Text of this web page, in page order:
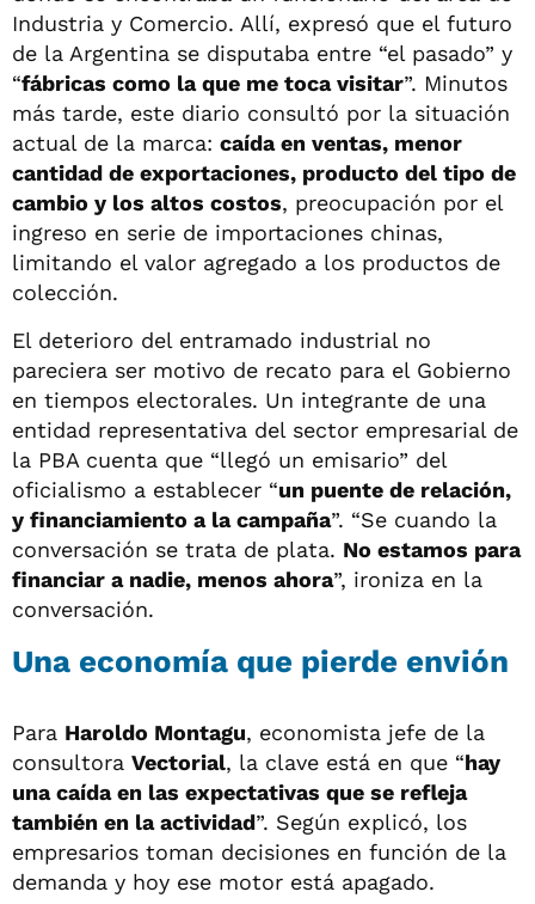
Industria y Comercio. Allí, expresó que el futuro
de la Argentina se disputaba entre “el pasado” y
“fábricas como la que me toca visitar”. Minutos
más tarde, este diario consultó por la situación
actual de la marca: caída en ventas, menor
cantidad de exportaciones, producto del tipo de
cambio y los altos costos, preocupación por el
ingreso en serie de importaciones chinas,
limitando el valor agregado a los productos de
colección.
El deterioro del entramado industrial no
pareciera ser motivo de recato para el Gobierno
en tiempos electorales. Un integrante de una
entidad representativa del sector empresarial de
la PBA cuenta que “llegó un emisario” del
oficialismo a establecer “un puente de relación,
y financiamiento a la campaña”. “Se cuando la
conversación se trata de plata. No estamos para
financiar a nadie, menos ahora”, ironiza en la
conversación.
Una economía que pierde envión
Para Haroldo Montagu, economista jefe de la
consultora Vectorial, la clave está en que “hay
una caída en las expectativas que se refleja
también en la actividad”. Según explicó, los
empresarios toman decisiones en función de la
demanda y hoy ese motor está apagado.